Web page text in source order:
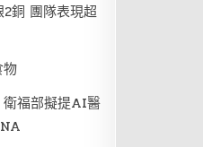
銅 團隊表現超
福部擬提AI醫